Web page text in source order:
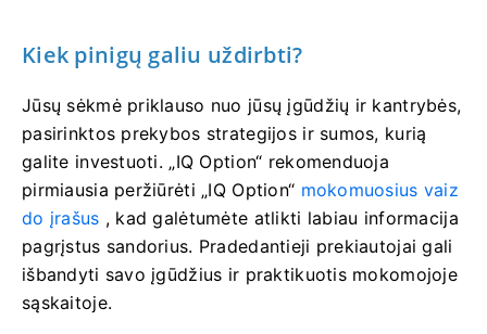
Kiek pinigų galiu uždirbti?
Jūsų sėkmė priklauso nuo jūsų įgūdžių ir kantrybės,
pasirinktos prekybos strategijos ir sumos, kurią
galite investuoti. „IQ Option“ rekomenduoja
pirmiausia peržiūrėti „IQ Option“ mokomuosius vaiz
do įrašus , kad galėtumėte atlikti labiau informacija
pagrįstus sandorius. Pradedantieji prekiautojai gali
išbandyti savo įgūdžius ir praktikuotis mokomojoje
sąskaitoje.